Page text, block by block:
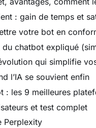
: gain de temps et
votre bot en
chatbot expliqué
qui simplifie
l’IA se souvient enfin
: les 9 meilleures
et test complet
Perplexity